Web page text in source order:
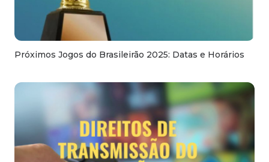
Próximos Jogos do Brasileirão 2025: Datas e Horários